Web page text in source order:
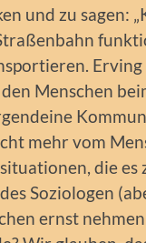
und zu sagen:
Menschen
mehr vom
die es
Soziologen
ernst